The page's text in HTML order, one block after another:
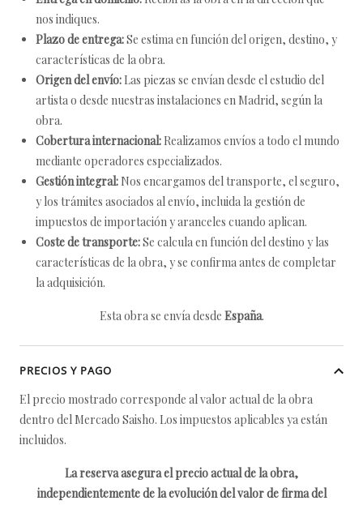
nos indiques.
Plazo de entrega:Se estima en función del origen, destino, y
características de la obra.
Origen del envío: Las piezas se envían desde el estudio del
artista o desde nuestras instalaciones en Madrid, según la
obra.
Cobertura internacional: Realizamos envíos a todo el mundo
mediante operadores especializados.
Gestión integral: Nos encargamos del transporte, el seguro,
y los trámites asociados al envío, incluida la gestión de
impuestos de importación y aranceles cuando aplican.
Coste de transporte:Se calcula en función del destino y las
características de la obra, y se confirma antes de completar
la adquisición.
Esta obra se envía desde España.
PRECIOS Y PAGO
El precio mostrado corresponde al valor actual de la obra
dentro del Mercado Saisho. Los impuestos aplicables ya están
incluidos.
La reserva asegura el precio actual de la obra,
independientemente de la evolución del valor de firma del